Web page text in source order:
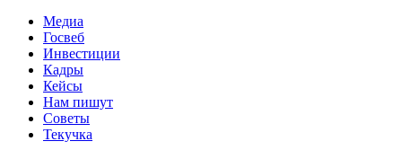
Медиа
Госвеб
Инвестиции
Кадры
Кейсы
Нам пишут
Советы
Текучка